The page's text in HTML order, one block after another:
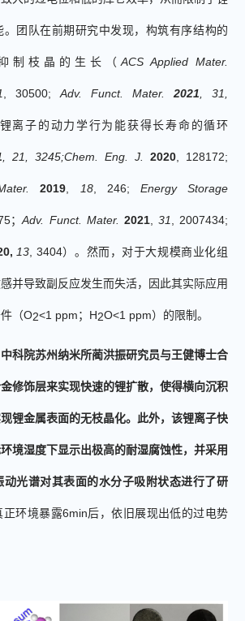
团队在前期研究中发现， 构筑有序结构的
制枝晶的生长（ ACS Applied Mater.
, 30500; Adv. Funct. Mater. 2021 , 31,
离子的动力学行为能获得长寿命的循环
, 21, 3245;Chem. Eng. J. 2020 , 128172;
2019 18, 246; Energy Storage
；Adv. Funct. Mater. 2021, 31 , 2007434;
13 , 3404）。然而， 对于大规模商业化组
并导致副反应发生而失活， 因此其实际应用
（O2<1 ppm； H2O<1 ppm）的限制。
中科院苏州纳米所蔺洪振研究员与王健博士合
修饰层来实现快速的锂扩散， 使得横向沉积
锂金属表面的无枝晶化。 此外，该锂离子快
境湿度下显示出极高的耐湿腐蚀性，并采用
动光谱对其表面的水分子吸附状态进行了研
正环境暴露6min后，依旧展现出低的过电势